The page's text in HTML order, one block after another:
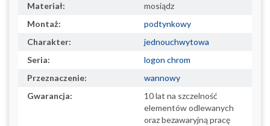
Materiał:
mosiądz
Montaż:
podtynkowy
Charakter:
jednouchwytowa
Seria:
logon chrom
Przeznaczenie:
wannowy
Gwarancja:
10 lat na szczelność
elementów odlewanych
oraz bezawaryjną pracę